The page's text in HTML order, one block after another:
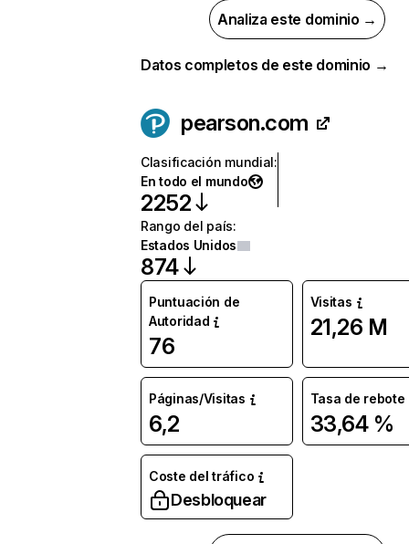
Analiza este dominio →
Datos completos de este dominio →
pearson.com
Clasificación mundial:
En todo el mundo
2252
Rango del país:
Estados Unidos
874
Puntuación de
Autoridad
76
Visitas
21,26 M
Páginas/Visitas
6,2
Tasa de rebote
33,64 %
Coste del tráfico
Desbloquear